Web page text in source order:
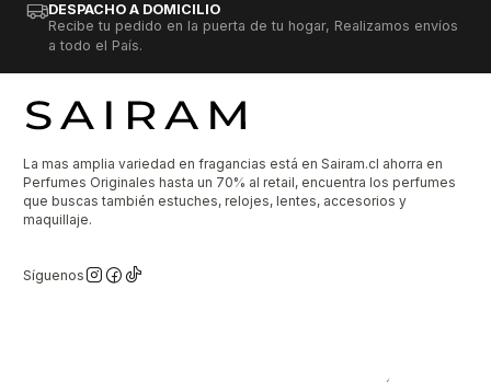
DESPACHO A DOMICILIO
Recibe tu pedido en la puerta de tu hogar, Realizamos envíos
a todo el País.
La mas amplia variedad en fragancias está en Sairam.cl ahorra en
Perfumes Originales hasta un 70% al retail, encuentra los perfumes
que buscas también estuches, relojes, lentes, accesorios y
maquillaje.
Síguenos